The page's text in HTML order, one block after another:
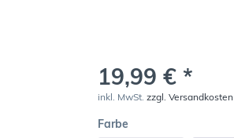
19,99 € *
inkl. MwSt.zzgl. Versandkosten
Farbe